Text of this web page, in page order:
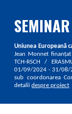
Uniunea Europeană
Jean Monnet finanțat
TCH-RSCH /
01/09/2024 - 31/08/
sub coordonarea
detaliidespre proiect